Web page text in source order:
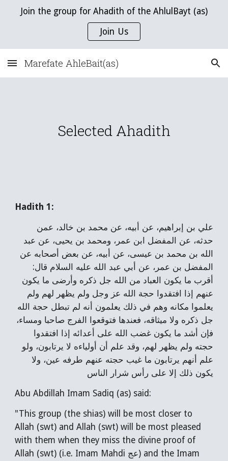
Skip to main content Skip to navigation
Join the group for Ahadith of the AhlulBayt (as)
Join Us
Marefate AhleBait(as)
Selected Ahadith
Hadith 1:
علي بن إبراهيم، عن أبيه، عن محمد بن خالد، عمن
حدثه، عن المفضل ابن عمر، ومحمد بن يحيى، عن عبد
الله بن محمد بن عيسى، عن أبيه، عن بعض أصحابه عن
المفضل بن عمر، عن أبي عبد الله عليه السلام قال:
أقرب ما يكون العباد من الله جل ذكره وأرضى ما يكون
عنهم إذا افتقدوا حجة الله عز وجل ولم يظهر لهم ولم
يعلموا مكانه وهم في ذلك يعلمون أنه لم تبطل حجة الله
جل ذكره ولا ميثاقه، فعندها فتوقعوا الفرج صاحبا ومساء،
فإن أشد ما يكون غضب الله على أعدائه إذا افتقدوا
حجته ولم يظهر لهم، وقد علم أن أولياءه لا يرتابون، ولو
علم أنهم يرتابون ما غيب حجته عنهم طرفه عين، ولا
يكون ذلك إلا على رأس شرار الناس
Abu Abdillah Imam Sadiq (as) said:
"This group (the shias) will be most closer to
Allah (swt) and Allah (swt) will be most pleased
with them when they miss the divine proof of
Allah (swt) (i.e. Imam Mahdi عج) and the Imam